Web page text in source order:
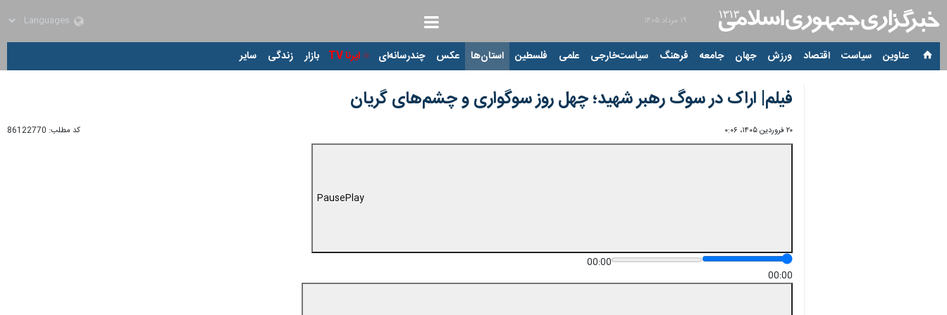
۱۹ مرداد ۱۴۰۵
عناوین‌ سیاست اقتصاد ورزش جهان جامعه فرهنگ سیاست‌خارجی علمی فلسطین استان‌ها عکس چندرسانه‌ای ایرنا TV بازار زندگی سایر
فیلم| اراک در سوگ رهبر شهید؛ چهل روز سوگواری و چشم‌های گریان
۲۰ فروردین ۱۴۰۵، ۰:۰۶ کد مطلب: 86122770
PausePlay
00:00
00:00